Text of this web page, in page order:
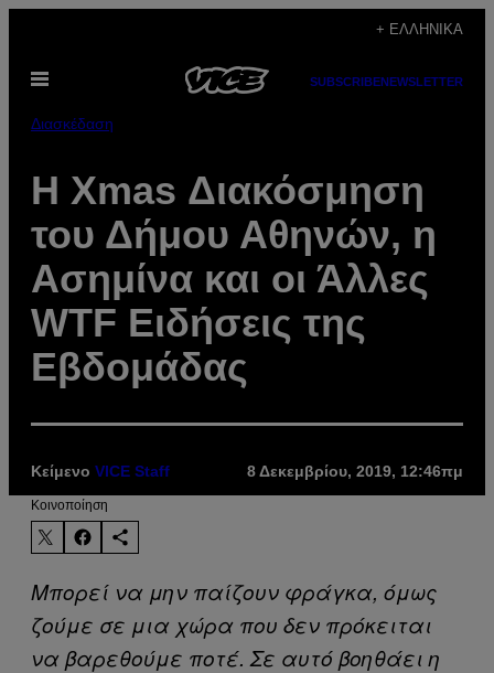
περιεχόμενο
+ ΕΛΛΗΝΙΚΆ
Ανοίξτε
SUBSCRIBENEWSLETTER
Διασκέδαση
Η Xmas Διακόσμηση
του Δήμου Αθηνών, η
Ασημίνα και οι Άλλες
WTF Ειδήσεις της
Εβδομάδας
Κείμενο VICE Staff 8 Δεκεμβρίου, 2019, 12:46πμ
Kοινοποίηση
Μπορεί να μην παίζουν φράγκα, όμως
ζούμε σε μια χώρα που δεν πρόκειται
να βαρεθούμε ποτέ. Σε αυτό βοηθάει η